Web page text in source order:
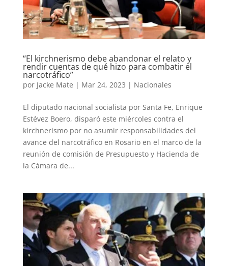
“El kirchnerismo debe abandonar el relato y
rendir cuentas de qué hizo para combatir el
narcotráfico”
por Jacke Mate | Mar 24, 2023 | Nacionales
El diputado nacional socialista por Santa Fe, Enrique
Estévez Boero, disparó este miércoles contra el
kirchnerismo por no asumir responsabilidades del
avance del narcotráfico en Rosario en el marco de la
reunión de comisión de Presupuesto y Hacienda de
la Cámara de...